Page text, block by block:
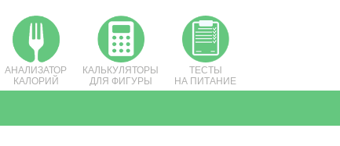
АНАЛИЗАТОР
КАЛОРИЙ
КАЛЬКУЛЯТОРЫ
ДЛЯ ФИГУРЫ
ТЕСТЫ
НА ПИТАНИЕ